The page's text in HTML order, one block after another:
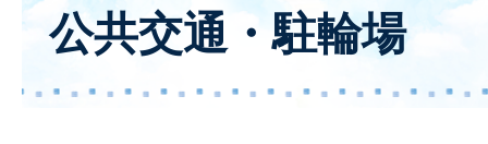
公共交通・駐輪場